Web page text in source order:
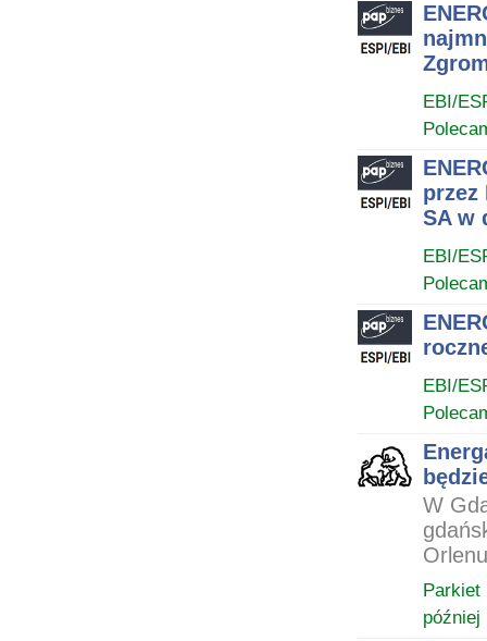
EBI/
przez
SA w
EBI/
EBI/
W
Parkiet
później